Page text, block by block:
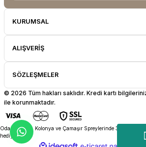
KURUMSAL
ALIŞVERİŞ
SÖZLEŞMELER
© 2026 Tüm hakları saklıdır. Kredi kartı
ile korunmaktadır.
Oda Kokuları, Kolonya ve Çamaşır Spreylerinde 3 Al 2
hediye.
ideasoft